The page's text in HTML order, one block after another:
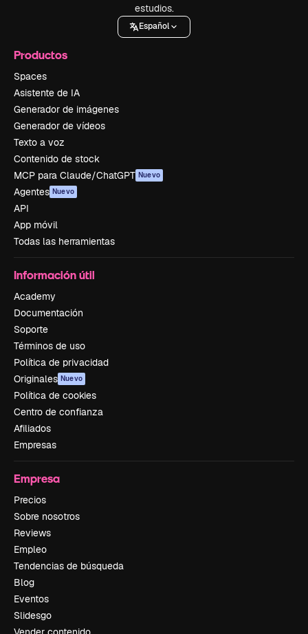
estudios.
Español
Productos
Spaces
Asistente de IA
Generador de imágenes
Generador de vídeos
Texto a voz
Contenido de stock
MCP para Claude/ChatGPT Nuevo
Agentes Nuevo
API
App móvil
Todas las herramientas
Información útil
Academy
Documentación
Soporte
Términos de uso
Política de privacidad
Originales Nuevo
Política de cookies
Centro de confianza
Afiliados
Empresas
Empresa
Precios
Sobre nosotros
Reviews
Empleo
Tendencias de búsqueda
Blog
Eventos
Slidesgo